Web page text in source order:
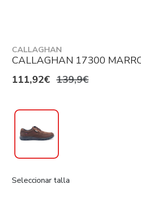
CALLAGHAN
CALLAGHAN 17300
111,92€ 139,9€
Seleccionar talla